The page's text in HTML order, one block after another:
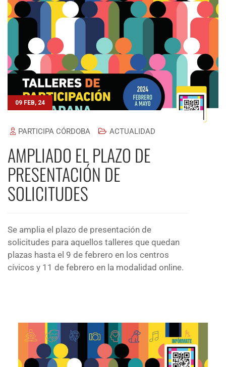
09 FEB, 24
PARTICIPA CÓRDOBA ACTUALIDAD
AMPLIADO EL PLAZO DE
PRESENTACIÓN DE
SOLICITUDES
Se amplia el plazo de presentación de
solicitudes para aquellos talleres que quedan
plazas hasta el 9 de febrero en los centros
cívicos y 11 de febrero en la modalidad online.